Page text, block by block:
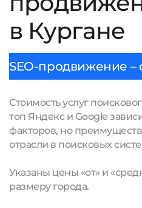
в Кургане
SEO-продвижение –
Стоимость услуг
топ Яндекс и Google
факторов, но
отрасли в поисковых
Указаны цены «от» и
размеру города.